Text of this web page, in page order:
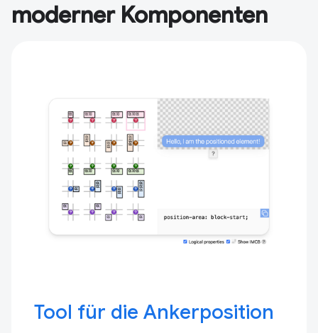
moderner Komponenten
Tool für die Ankerposition